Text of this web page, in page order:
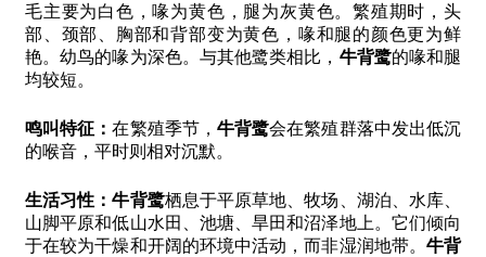
毛主要为白色，喙为黄色，腿为灰黄色。繁殖期时，头
部、颈部、胸部和背部变为黄色，喙和腿的颜色更为鲜
艳。幼鸟的喙为深色。与其他鹭类相比， 牛背鹭的喙和腿
均较短。
鸣叫特征：在繁殖季节， 牛背鹭会在繁殖群落中发出低沉
的喉音，平时则相对沉默。
生活习性：牛背鹭栖息于平原草地、牧场、湖泊、水库、
山脚平原和低山水田、池塘、旱田和沼泽地上。它们倾向
于在较为干燥和开阔的环境中活动，而非湿润地带。 牛背